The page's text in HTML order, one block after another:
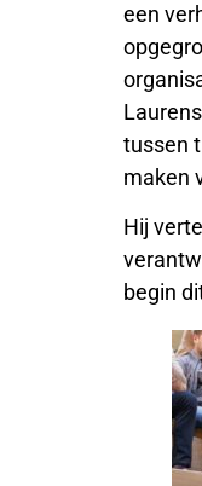
een
tussen
maken
Hij
begin